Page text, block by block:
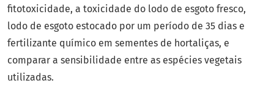
fitotoxicidade, a toxicidade do lodo de esgoto fresco,
lodo de esgoto estocado por um período de 35 dias e
fertilizante químico em sementes de hortaliças, e
comparar a sensibilidade entre as espécies vegetais
utilizadas.